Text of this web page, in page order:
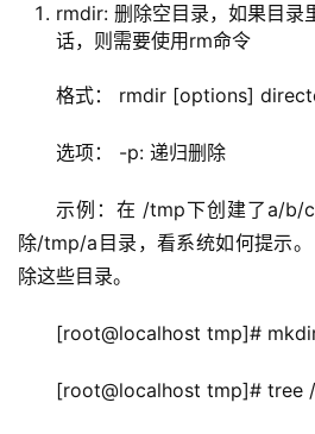
rmdir: 删除空目录，如果目录
话，则需要使用rm命令
格式： rmdir [options]
选项： -p: 递归删除
示例：在 /tmp下创建了a/b/
除/tmp/a目录，看系统如何提示
除这些目录。
[root@localhost tmp]#
[root@localhost tmp]# tree